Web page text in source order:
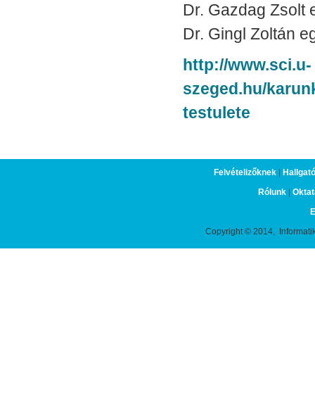
Dr. Gazdag Zsolt
Dr. Gingl Zoltán
http://www.sci.u-
szeged.hu/
testulete
Felvételizőknek|
Rólunk|
Copyright © 2014,